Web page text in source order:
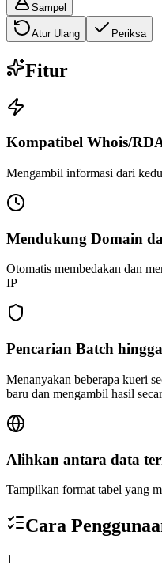
Sampel
Atur Ulang Periksa
Fitur
Kompatibel Whois/
Mengambil informasi dari
Mendukung Domain
Otomatis membedakan dan
IP
Pencarian Batch
Menanyakan beberapa kueri
baru dan mengambil hasil
Alihkan antara data
Tampilkan format tabel yang
Cara
1